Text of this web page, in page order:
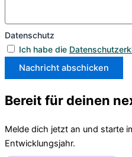
Datenschutz
Ich habe die
Nachricht abschicken
Bereit für deinen
Melde dich jetzt an und starte
Entwicklungsjahr.